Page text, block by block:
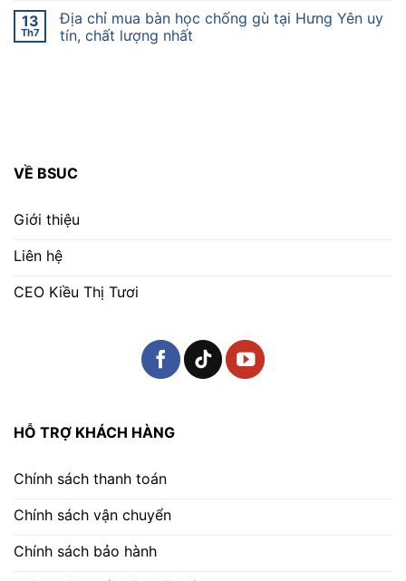
13
Th7
Địa chỉ mua bàn học chống gù tại Hưng Yên uy
tín, chất lượng nhất
VỀ BSUC
Giới thiệu
Liên hệ
CEO Kiều Thị Tươi
HỖ TRỢ KHÁCH HÀNG
Chính sách thanh toán
Chính sách vận chuyển
Chính sách bảo hành